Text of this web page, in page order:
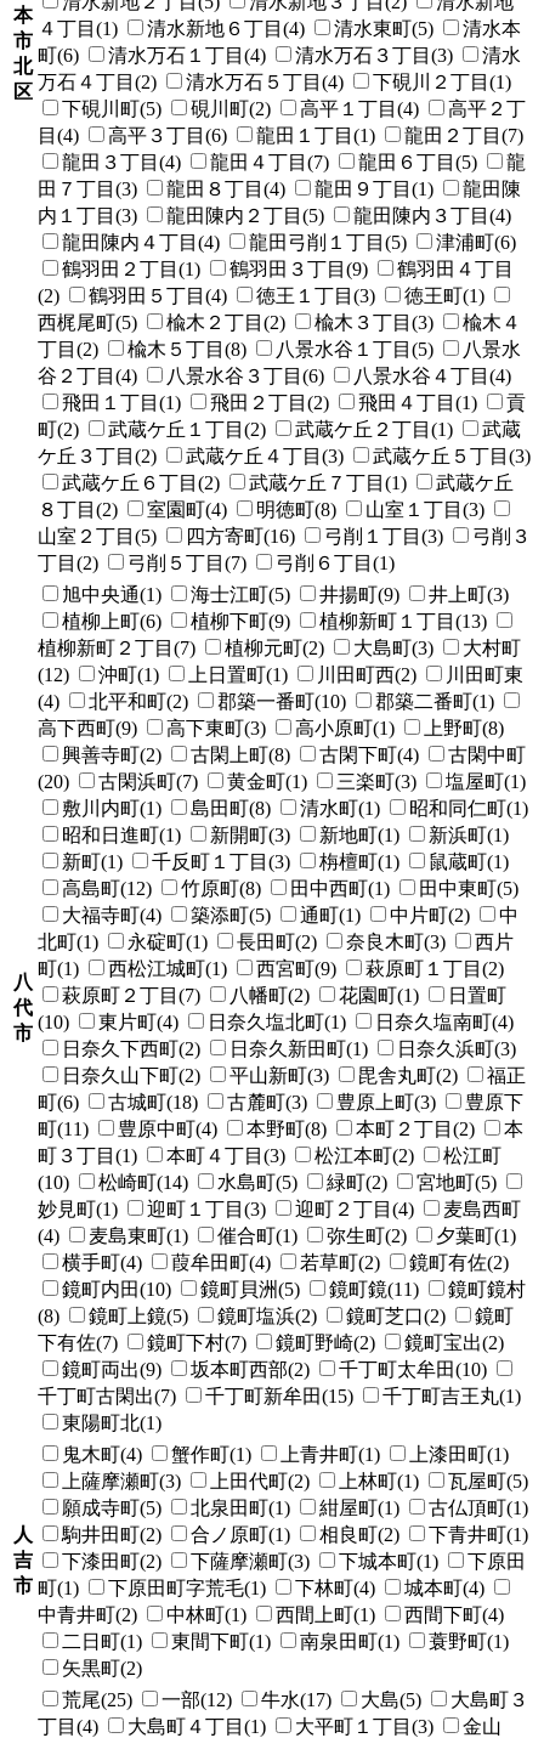
本
市
北
区
４丁目(1)
清水新地６丁目(4) 清水東町(5)
清水本
町(6)
清水万石１丁目(4) 清水万石３丁目(3)
清水
万石４丁目(2)
清水万石５丁目(4)
下硯川２丁目(1)
下硯川町(5)
硯川町(2) 高平１丁目(4)
高平２丁
目(4)
高平３丁目(6) 龍田１丁目(1)
龍田２丁目(7)
龍田３丁目(4)
龍田４丁目(7) 龍田６丁目(5)
龍
田７丁目(3)
龍田８丁目(4) 龍田９丁目(1)
龍田陳
内１丁目(3)
龍田陳内２丁目(5)
龍田陳内３丁目(4)
龍田陳内４丁目(4)
龍田弓削１丁目(5)
津浦町(6)
鶴羽田２丁目(1)
鶴羽田３丁目(9)
鶴羽田４丁目
(2)
鶴羽田５丁目(4) 徳王１丁目(3)
徳王町(1)
西梶尾町(5)
楡木２丁目(2) 楡木３丁目(3)
楡木４
丁目(2)
楡木５丁目(8) 八景水谷１丁目(5)
八景水
谷２丁目(4)
八景水谷３丁目(6)
八景水谷４丁目(4)
飛田１丁目(1)
飛田２丁目(2) 飛田４丁目(1)
貢
町(2)
武蔵ケ丘１丁目(2) 武蔵ケ丘２丁目(1)
武蔵
ケ丘３丁目(2)
武蔵ケ丘４丁目(3)
武蔵ケ丘５丁目(3)
武蔵ケ丘６丁目(2)
武蔵ケ丘７丁目(1)
武蔵ケ丘
８丁目(2)
室園町(4) 明徳町(8)
山室１丁目(3)
山室２丁目(5)
四方寄町(16) 弓削１丁目(3)
弓削３
丁目(2)
弓削５丁目(7) 弓削６丁目(1)
八
代
市
旭中央通(1) 海士江町(5) 井揚町(9)
井上町(3)
植柳上町(6)
植柳下町(9)
植柳新町１丁目(13)
植柳新町２丁目(7)
植柳元町(2) 大島町(3)
大村町
(12)
沖町(1) 上日置町(1) 川田町西(2)
川田町東
(4)
北平和町(2) 郡築一番町(10)
郡築二番町(1)
高下西町(9)
高下東町(3) 高小原町(1)
上野町(8)
興善寺町(2)
古閑上町(8) 古閑下町(4)
古閑中町
(20)
古閑浜町(7) 黄金町(1) 三楽町(3)
塩屋町(1)
敷川内町(1)
島田町(8) 清水町(1)
昭和同仁町(1)
昭和日進町(1)
新開町(3) 新地町(1)
新浜町(1)
新町(1)
千反町１丁目(3) 栴檀町(1)
鼠蔵町(1)
高島町(12)
竹原町(8) 田中西町(1)
田中東町(5)
大福寺町(4)
築添町(5) 通町(1) 中片町(2)
中
北町(1)
永碇町(1) 長田町(2) 奈良木町(3)
西片
町(1)
西松江城町(1) 西宮町(9)
萩原町１丁目(2)
萩原町２丁目(7)
八幡町(2) 花園町(1)
日置町
(10)
東片町(4) 日奈久塩北町(1)
日奈久塩南町(4)
日奈久下西町(2)
日奈久新田町(1)
日奈久浜町(3)
日奈久山下町(2)
平山新町(3) 毘舎丸町(2)
福正
町(6)
古城町(18) 古麓町(3) 豊原上町(3)
豊原下
町(11)
豊原中町(4) 本野町(8) 本町２丁目(2)
本
町３丁目(1)
本町４丁目(3) 松江本町(2)
松江町
(10)
松崎町(14) 水島町(5) 緑町(2)
宮地町(5)
妙見町(1)
迎町１丁目(3) 迎町２丁目(4)
麦島西町
(4)
麦島東町(1) 催合町(1) 弥生町(2)
夕葉町(1)
横手町(4)
葭牟田町(4) 若草町(2)
鏡町有佐(2)
鏡町内田(10)
鏡町貝洲(5) 鏡町鏡(11)
鏡町鏡村
(8)
鏡町上鏡(5) 鏡町塩浜(2) 鏡町芝口(2)
鏡町
下有佐(7)
鏡町下村(7) 鏡町野崎(2)
鏡町宝出(2)
鏡町両出(9)
坂本町西部(2)
千丁町太牟田(10)
千丁町古閑出(7)
千丁町新牟田(15)
千丁町吉王丸(1)
東陽町北(1)
人
吉
市
鬼木町(4) 蟹作町(1) 上青井町(1)
上漆田町(1)
上薩摩瀬町(3)
上田代町(2) 上林町(1)
瓦屋町(5)
願成寺町(5)
北泉田町(1) 紺屋町(1)
古仏頂町(1)
駒井田町(2)
合ノ原町(1) 相良町(2)
下青井町(1)
下漆田町(2)
下薩摩瀬町(3) 下城本町(1)
下原田
町(1)
下原田町字荒毛(1) 下林町(4)
城本町(4)
中青井町(2)
中林町(1) 西間上町(1)
西間下町(4)
二日町(1)
東間下町(1) 南泉田町(1)
蓑野町(1)
矢黒町(2)
荒尾(25) 一部(12) 牛水(17) 大島(5)
大島町３
丁目(4)
大島町４丁目(1) 大平町１丁目(3)
金山